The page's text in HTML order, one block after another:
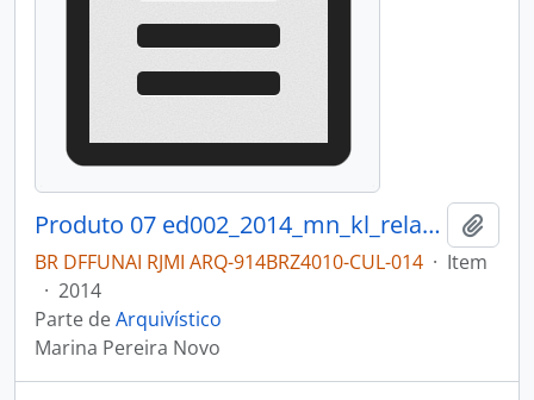
Produto 07 ed002_2014_mn_kl_relatorio.pdf
BR DFFUNAI RJMI ARQ-914BRZ4010-CUL-014 · Item
· 2014
Parte deArquivístico
Marina Pereira Novo